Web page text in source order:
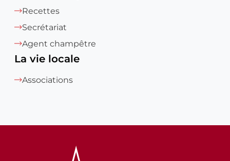
Recettes
Secrétariat
Agent champêtre
La vie locale
Associations